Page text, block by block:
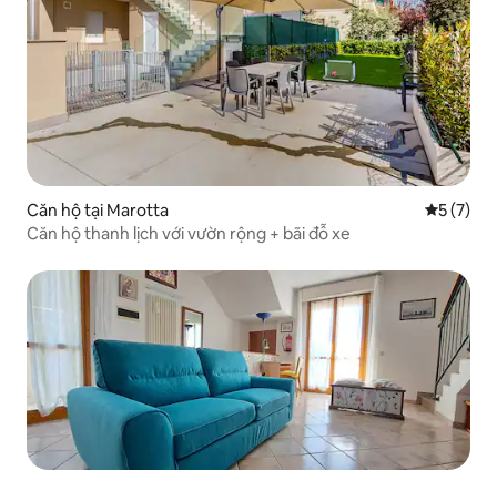
Căn hộ tại Marotta Xếp5 (7)
Căn hộ thanh lịch với vườn rộng + bãi đỗ xe